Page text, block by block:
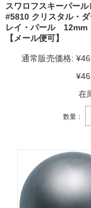
スワロフスキーパール
#5810 クリスタル・
レイ・パール
【メール便可】
通常販売価格:
在
数量：